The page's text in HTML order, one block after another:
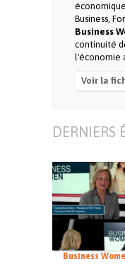
Business,
Business
continuité
l'économie
Voir la
DERNIERS
Business